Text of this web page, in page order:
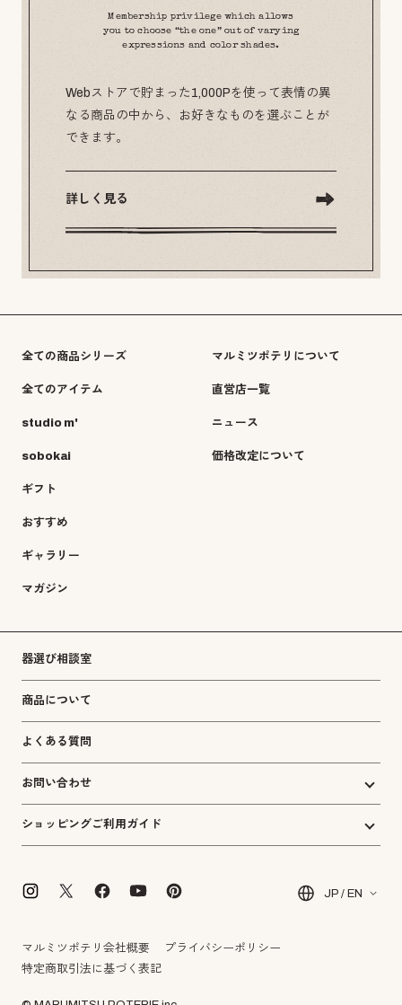
Membership privilege which allows
you to choose “the one” out of varying
expressions and color shades.
Webストアで貯まった1,000Pを使って表情の異
なる商品の中から、お好きなものを選ぶことが
できます。
詳しく見る
全ての商品シリーズ
全てのアイテム
studio m'
sobokai
ギフト
おすすめ
ギャラリー
マガジン
マルミツポテリについて
直営店一覧
ニュース
価格改定について
器選び相談室
商品について
よくある質問
お問い合わせ
ショッピングご利用ガイド
JP / EN
マルミツポテリ会社概要
プライバシーポリシー
特定商取引法に基づく表記